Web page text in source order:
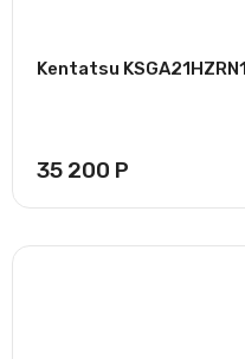
Kentatsu
35 200 Р